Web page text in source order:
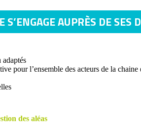
AUPRÈS DE SES
pour l’ensemble des acteurs de la chaine
des aléas